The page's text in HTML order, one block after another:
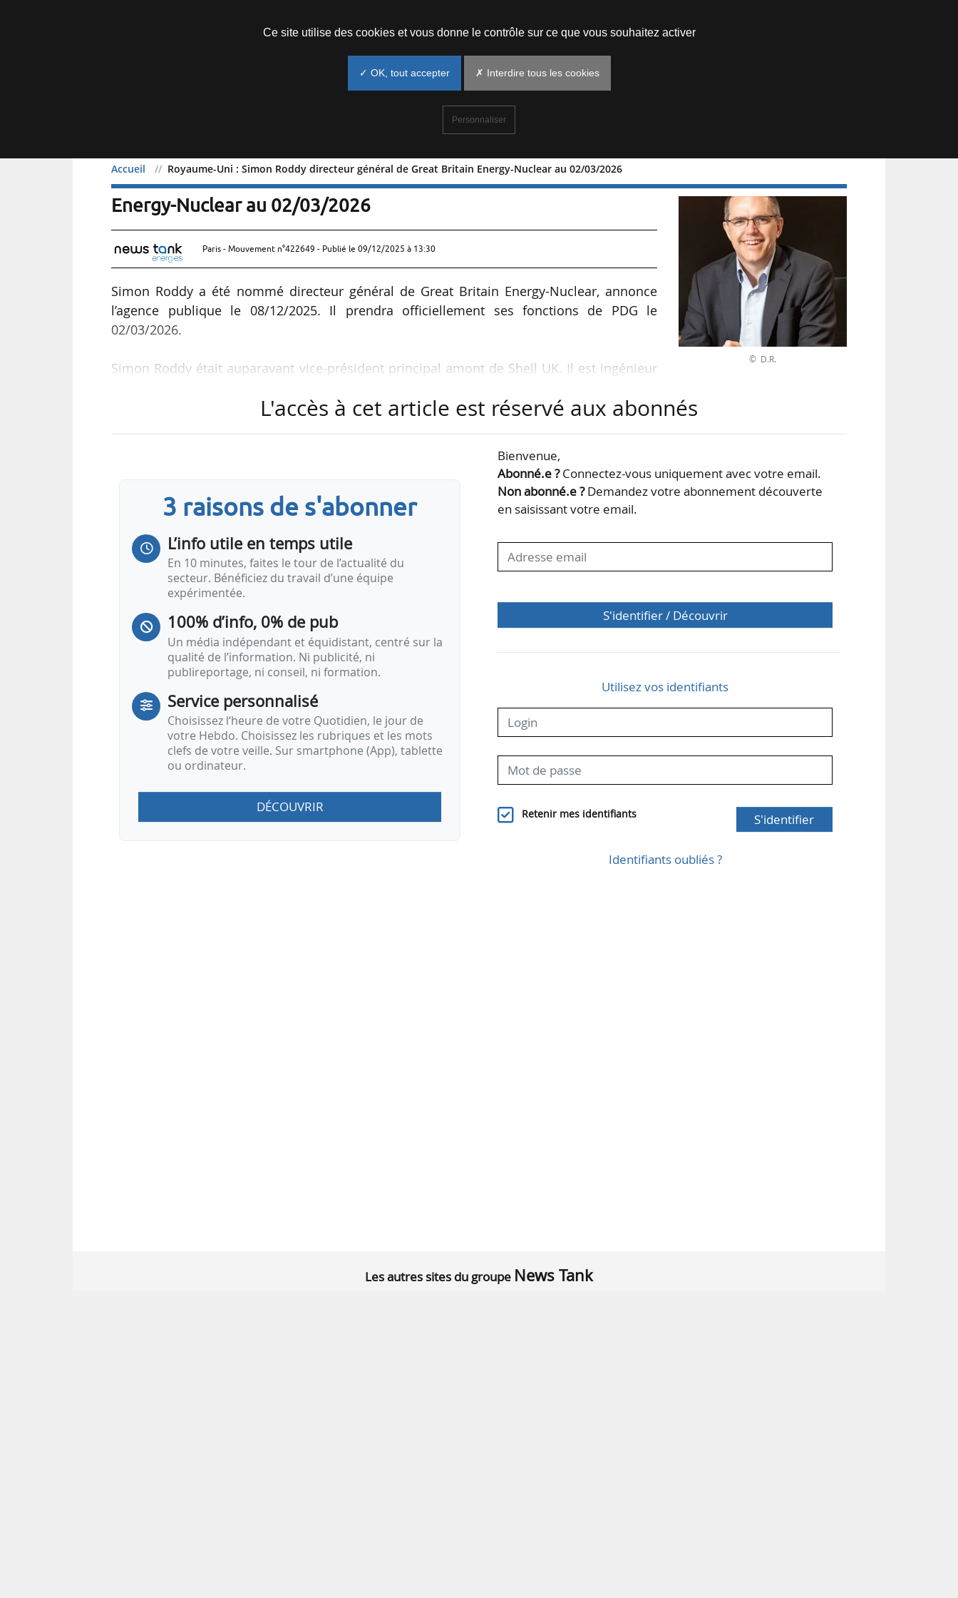
Accueil Royaume-Uni : Simon Roddy directeur général de Great Britain Energy-Nuclear au 02/03/2026
Royaume-Uni : Simon Roddy directeur général de Great Britain
Energy-Nuclear au 02/03/2026
Paris - Mouvement n°422649 - Publié le 09/12/2025 à 13:30
Simon Roddy a été nommé directeur général de Great Britain Energy-Nuclear, annonce
l’agence publique le 08/12/2025. Il prendra officiellement ses fonctions de PDG le
02/03/2026.
Simon Roddy était auparavant vice-président principal amont de Shell UK. Il est ingénieur
et son expérience seront inestimables pour réaliser le premier projet SMR à Wylfa et la
concrétisation des nouvelles ambitions nucléaires du gouvernement », déclare Simon
Bowen, président du GBE-N.
Great Britain Energy-Nuclear est un organisme public exécutif non ministériel…
© D.R.
L'accès à cet article est réservé aux abonnés
3 raisons de s'abonner
L’info utile en temps utile
En 10 minutes, faites le tour de l’actualité du
secteur. Bénéficiez du travail d’une équipe
expérimentée.
100% d’info, 0% de pub
Un média indépendant et équidistant, centré sur la
qualité de l’information. Ni publicité, ni
publireportage, ni conseil, ni formation.
Service personnalisé
Choisissez l‘heure de votre Quotidien, le jour de
votre Hebdo. Choisissez les rubriques et les mots
clefs de votre veille. Sur smartphone (App), tablette
ou ordinateur.
DÉCOUVRIR
Bienvenue,
Abonné.e ?Connectez-vous uniquement avec votre email.
Non abonné.e ?Demandez votre abonnement découverte
en saisissant votre email.
S'identifier / Découvrir
Utilisez vos identifiants
Retenir mes identifiants S'identifier
Identifiants oubliés ?
Les autres sites du groupe News Tank
Ce site utilise des cookies et vous donne le contrôle sur ce que vous souhaitez activer
✓ OK, tout accepter ✗ Interdire tous les cookies
Personnaliser